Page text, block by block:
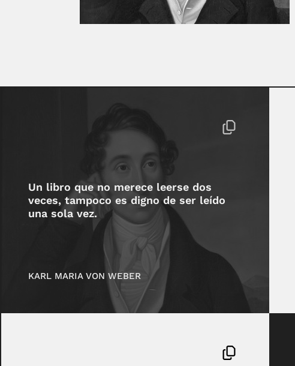
Un libro que no merece leerse dos
veces, tampoco es digno de ser leído
una sola vez.
KARL MARIA VON WEBER